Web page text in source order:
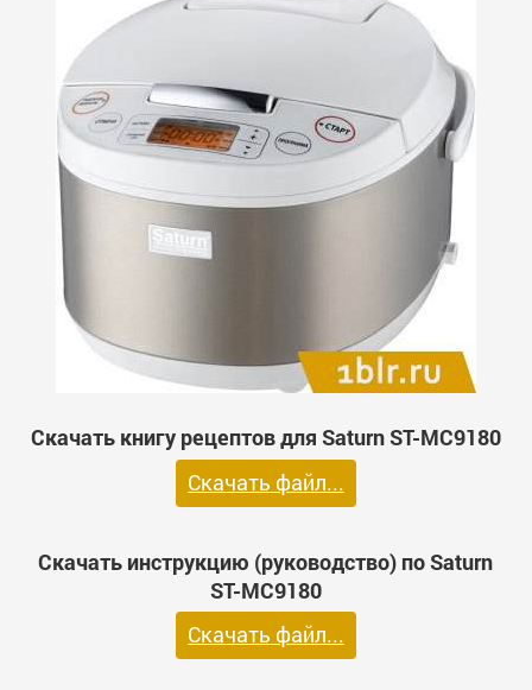
Скачать книгу рецептов для Saturn ST-MC9180
Скачать файл...
Скачать инструкцию (руководство) по Saturn
ST-MC9180
Скачать файл...